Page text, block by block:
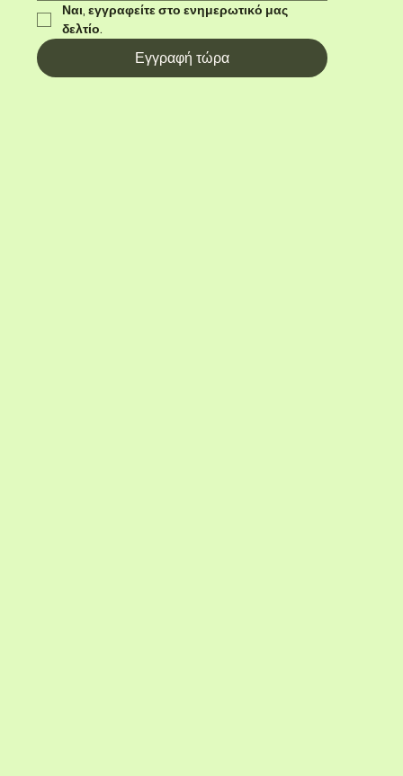
Ναι, εγγραφείτε στο ενημερωτικό μας
δελτίο.
Εγγραφή τώρα